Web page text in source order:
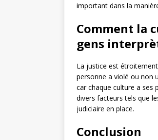
important dans la
Comment la
gens
La justice est
personne a violé ou non
car chaque culture a ses
divers facteurs tels que
judiciaire en place.
Conclusion